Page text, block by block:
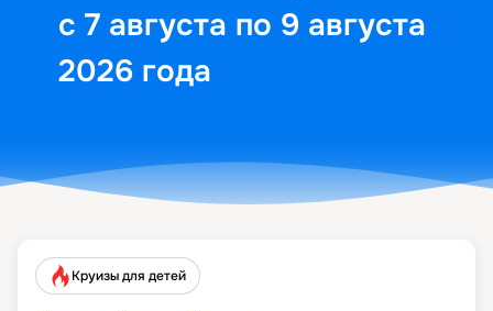
с 7 августа по 9 августа
2026 года
Круизы для детей